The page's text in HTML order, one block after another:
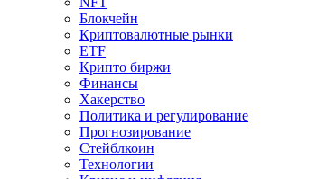
Блокчейн
Криптовалютные рынки
ETF
Крипто биржи
Финансы
Хакерство
Политика и регулирование
Прогнозирование
Стейблкоин
Технологии